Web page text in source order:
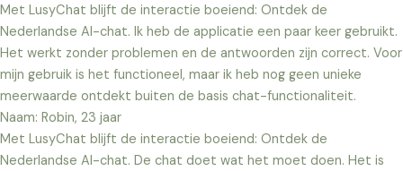
Met LusyChat blijft de interactie boeiend: Ontdek de
Nederlandse AI-chat. Ik heb de applicatie een paar keer gebruikt.
Het werkt zonder problemen en de antwoorden zijn correct. Voor
mijn gebruik is het functioneel, maar ik heb nog geen unieke
meerwaarde ontdekt buiten de basis chat-functionaliteit.
Naam: Robin, 23 jaar
Met LusyChat blijft de interactie boeiend: Ontdek de
Nederlandse AI-chat. De chat doet wat het moet doen. Het is